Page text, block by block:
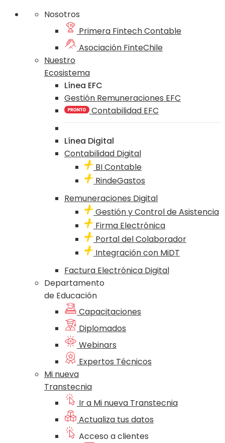
Nosotros
Primera Fintech Contable
Asociación FinteChile
Nuestro
Ecosistema
Línea EFC
Gestión Remuneraciones EFC
Contabilidad EFC
Línea Digital
Contabilidad Digital
BI Contable
RindeGastos
Remuneraciones Digital
Gestión y Control de Asistencia
Firma Electrónica
Portal del Colaborador
Integración con MiDT
Factura Electrónica Digital
Departamento
de Educación
Capacitaciones
Diplomados
Webinars
Expertos Técnicos
Mi nueva
Transtecnia
Ir a Mi nueva Transtecnia
Actualiza tus datos
Acceso a clientes